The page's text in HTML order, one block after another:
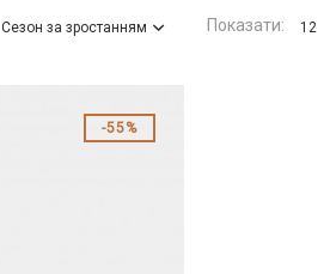
Сезон за зростанням Показати: 12
55%